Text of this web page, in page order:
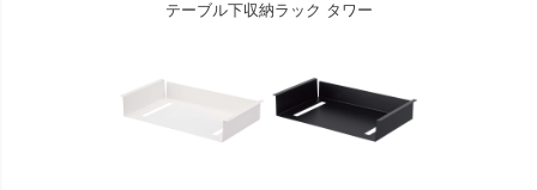
テーブル下収納ラック タワー